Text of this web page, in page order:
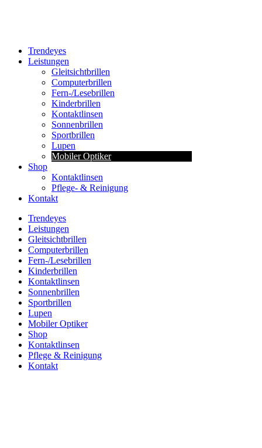
Trendeyes
Leistungen
Gleitsichtbrillen
Computerbrillen
Fern-/Lesebrillen
Kinderbrillen
Kontaktlinsen
Sonnenbrillen
Sportbrillen
Lupen
Mobiler Optiker
Shop
Kontaktlinsen
Pflege- & Reinigung
Kontakt
Trendeyes
Leistungen
Gleitsichtbrillen
Computerbrillen
Fern-/Lesebrillen
Kinderbrillen
Kontaktlinsen
Sonnenbrillen
Sportbrillen
Lupen
Mobiler Optiker
Shop
Kontaktlinsen
Pflege & Reinigung
Kontakt